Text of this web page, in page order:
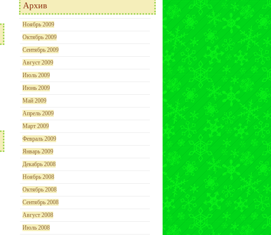
Архив
Ноябрь 2009
Октябрь 2009
Сентябрь 2009
Август 2009
Июль 2009
Июнь 2009
Май 2009
Апрель 2009
Март 2009
Февраль 2009
Январь 2009
Декабрь 2008
Ноябрь 2008
Октябрь 2008
Сентябрь 2008
Август 2008
Июль 2008